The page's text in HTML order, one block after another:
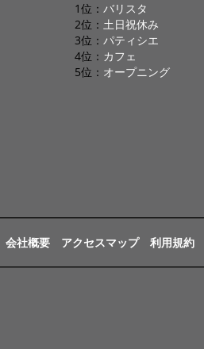
1位： バリスタ
2位： 土日祝休み
3位： パティシエ
4位： カフェ
5位： オープニング
会社概要 アクセスマップ 利用規約